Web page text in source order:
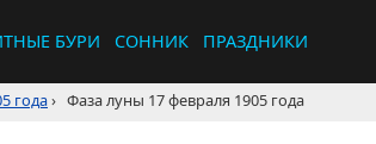
БУРИ СОННИК ПРАЗДНИКИ
года› Фаза луны 17 февраля 1905 года